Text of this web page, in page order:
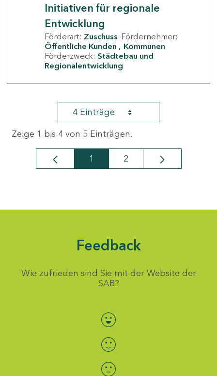
Initiativen für regionale
Entwicklung
Förderart: Zuschuss Fördernehmer:
Öffentliche Kunden
Kommunen
Förderzweck: Städtebau und
Regionalentwicklung
4 Einträge
Zeige 1 bis 4 von 5 Einträgen.
Seite
1 Seite
2
Feedback
Wie zufrieden sind Sie mit der Website der
SAB?
Bewertung auswählen